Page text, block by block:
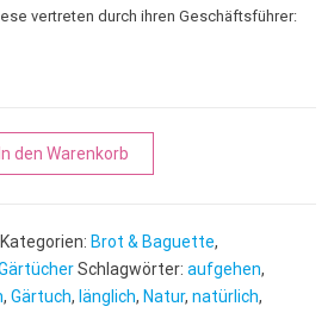
vertreten durch ihren Geschäftsführer:
länglich | Gärkorb aus Peddigrohr
In den Warenkorb
e
r
n
Kategorien: Brot & Baguette,
Schlagwörter: aufgehen,
, Gärtuch, länglich, Natur, natürlich,